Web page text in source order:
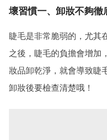
壞習慣一、卸妝不夠徹
睫毛是非常脆弱的，尤其
之後，睫毛的負擔會增加
妝品卸乾淨，就會導致睫
卸妝後要檢查清楚哦！